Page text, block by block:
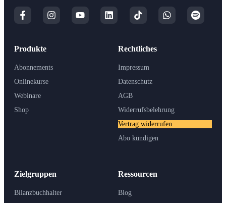
Produkte
Abonnements
Onlinekurse
Webinare
Shop
Zielgruppen
Bilanzbuchhalter
Ressourcen
Blog
Rechtliches
Impressum
Datenschutz
AGB
Widerrufsbelehrung
Vertrag widerrufen
Abo kündigen